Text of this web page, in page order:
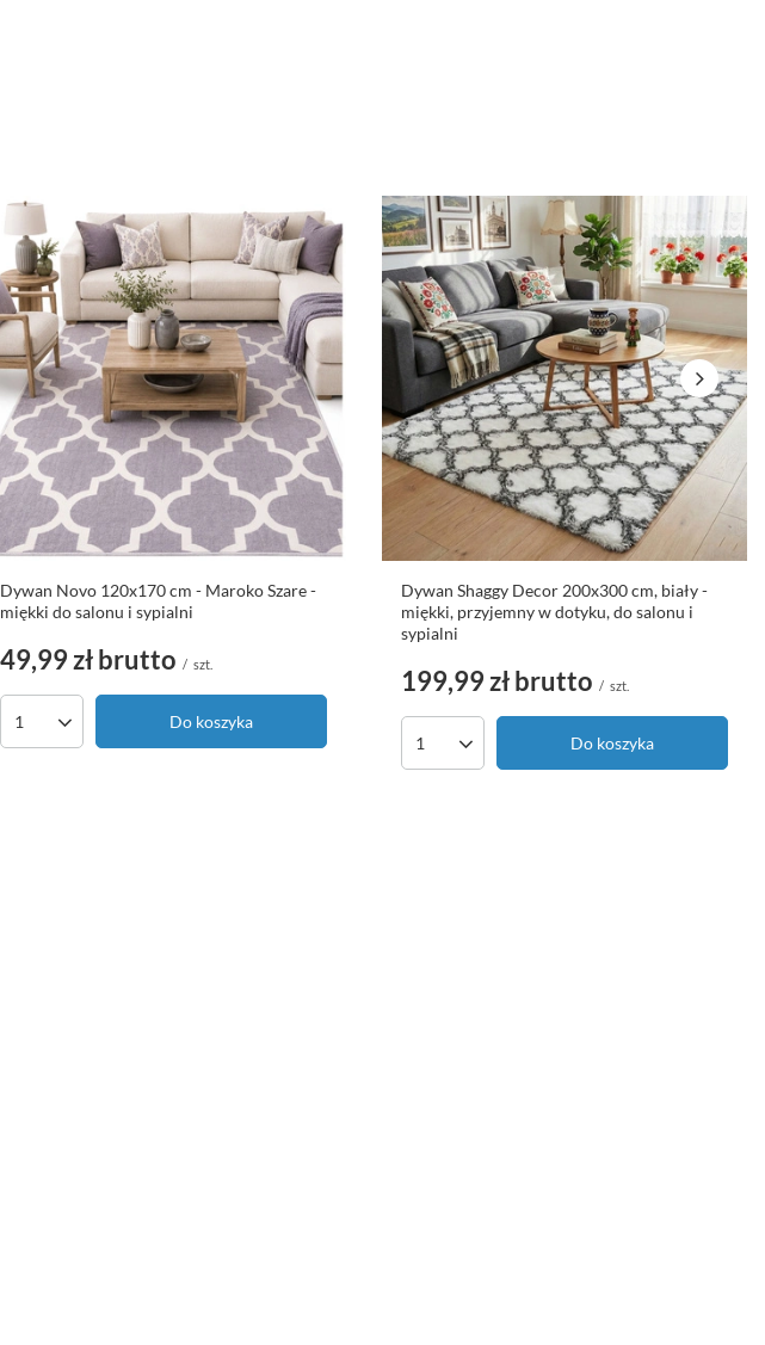
Dywan Novo 120x170 cm - Maroko Szare -
miękki do salonu i sypialni
49,99 złbrutto / szt.
Ilość produktów Do koszyka
Dywan Shaggy Decor 200x300 cm, biały -
miękki, przyjemny w dotyku, do salonu i
sypialni
199,99 złbrutto / szt.
Ilość produktów Do koszyka